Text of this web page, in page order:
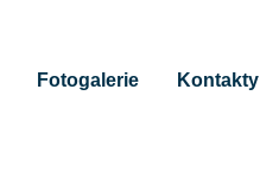
Fotogalerie Kontakty